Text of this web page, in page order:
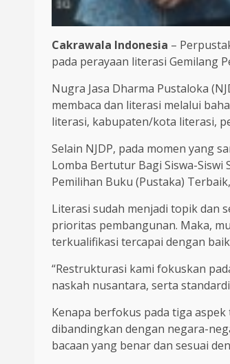
Cakrawala Indonesia –
pada perayaan literasi Gemilang
Nugra Jasa Dharma Pustaloka
membaca dan literasi melalui
literasi, kabupaten/kota literasi,
Selain NJDP, pada momen yang
Lomba Bertutur Bagi Siswa-
Pemilihan Buku (Pustaka)
Literasi sudah menjadi topik dan
prioritas pembangunan. Maka,
terkualifikasi tercapai dengan
“Restrukturasi kami fokuskan
naskah nusantara, serta
Kenapa berfokus pada tiga
dibandingkan dengan negara-
bacaan yang benar dan sesuai